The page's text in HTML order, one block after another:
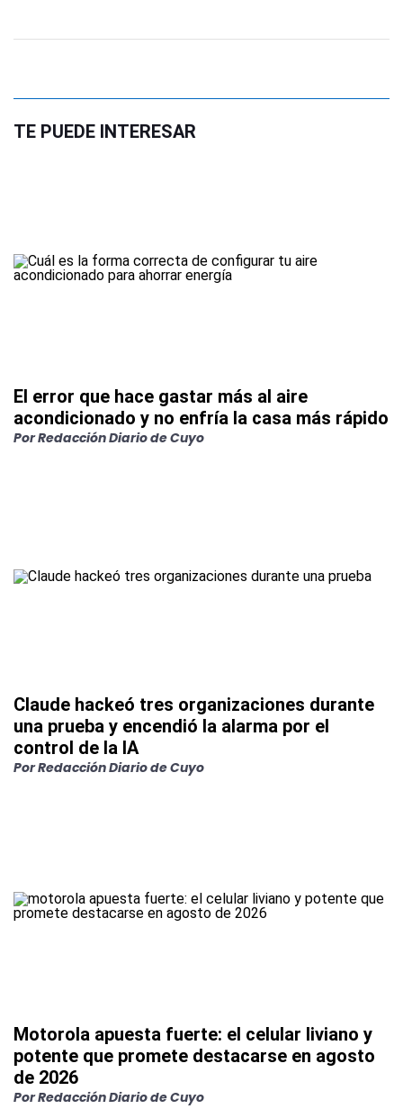
TE PUEDE INTERESAR
El error que hace gastar más al aire
acondicionado y no enfría la casa más rápido
PorRedacción Diario de Cuyo
Claude hackeó tres organizaciones durante
una prueba y encendió la alarma por el
control de la IA
PorRedacción Diario de Cuyo
Motorola apuesta fuerte: el celular liviano y
potente que promete destacarse en agosto
de 2026
PorRedacción Diario de Cuyo